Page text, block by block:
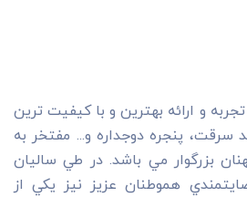
تجربه و ارائه بهترين و با کيفيت ترين
پنجره دوجداره و... مفتخر به
بزرگوار مي باشد. در طي ساليان
هموطنان عزيز نيز يکي از